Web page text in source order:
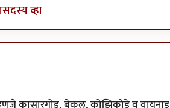
सदस्य व्हा